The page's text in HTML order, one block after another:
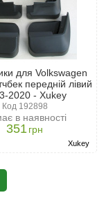
для Volkswagen
передній лівий
2020 - Xukey
Код 192898
в наявності
351грн
Xukey